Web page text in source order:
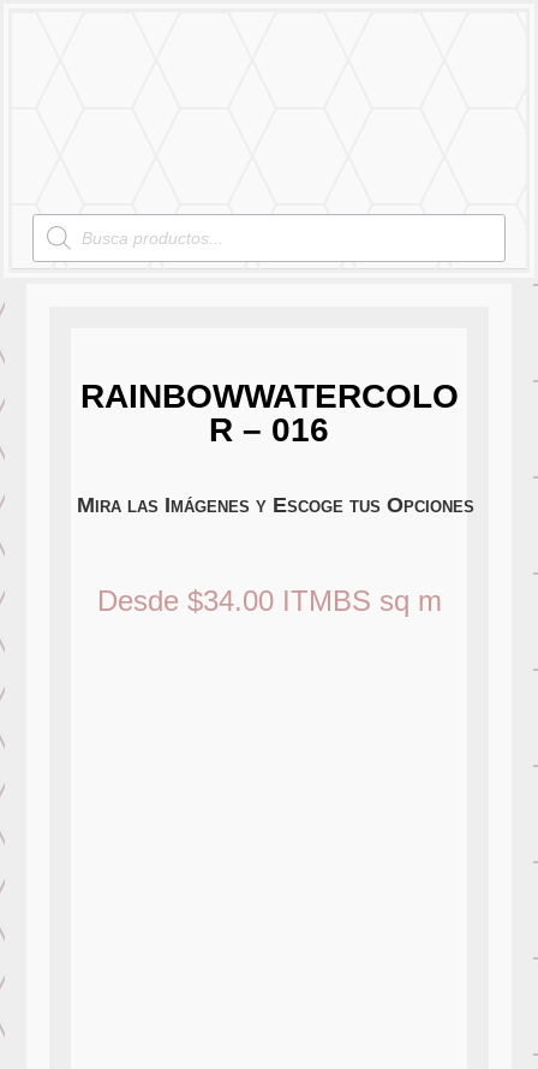
Products
search
RAINBOWWATERCOLO
R – 016
Mira las Imágenes y Escoge tus Opciones
Desde $34.00 ITMBS sq m